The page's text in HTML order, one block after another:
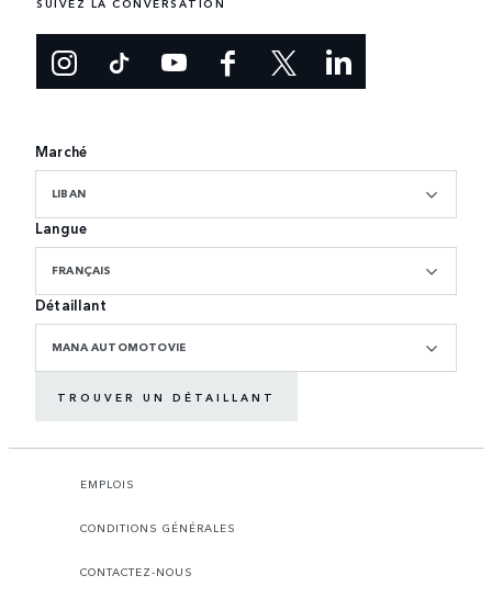
SUIVEZ LA CONVERSATION
Marché
LIBAN
Langue
FRANÇAIS
Détaillant
MANA AUTOMOTOVIE
TROUVER UN DÉTAILLANT
EMPLOIS
CONDITIONS GÉNÉRALES
CONTACTEZ-NOUS